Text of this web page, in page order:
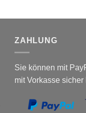
ZAHLUNG
Sie können mit
mit Vorkasse sicher